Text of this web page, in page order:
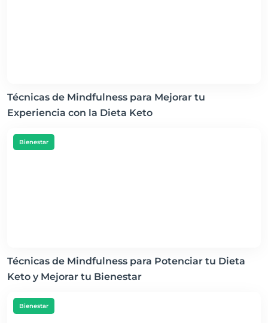
Técnicas de Mindfulness para Mejorar tu
Experiencia con la Dieta Keto
Bienestar
Técnicas de Mindfulness para Potenciar tu Dieta
Keto y Mejorar tu Bienestar
Bienestar